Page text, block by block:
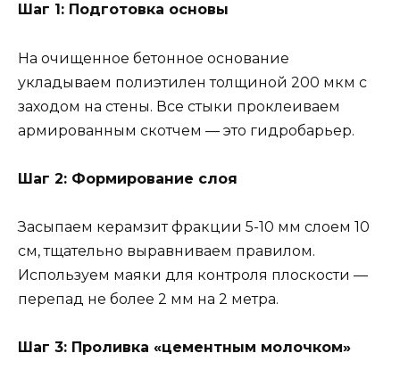
Шаг 1: Подготовка основы
На очищенное бетонное основание
укладываем полиэтилен толщиной 200 мкм с
заходом на стены. Все стыки проклеиваем
армированным скотчем — это гидробарьер.
Шаг 2: Формирование слоя
Засыпаем керамзит фракции 5-10 мм слоем 10
см, тщательно выравниваем правилом.
Используем маяки для контроля плоскости —
перепад не более 2 мм на 2 метра.
Шаг 3: Проливка «цементным молочком»